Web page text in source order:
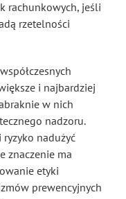
rachunkowych, jeśli
rzetelności
i najbardziej
w nich
nadzoru.
nadużyć
znaczenie ma
etyki
prewencyjnych